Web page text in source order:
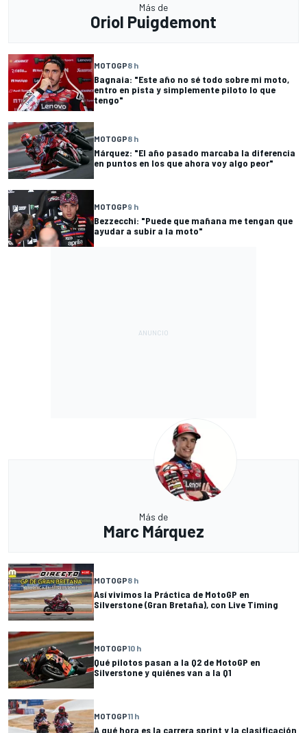
Más de
Oriol Puigdemont
MOTOGP8 h
Bagnaia: "Este año no sé todo sobre mi moto,
entro en pista y simplemente piloto lo que
tengo"
MOTOGP8 h
Márquez: "El año pasado marcaba la diferencia
en puntos en los que ahora voy algo peor"
MOTOGP9 h
Bezzecchi: "Puede que mañana me tengan que
ayudar a subir a la moto"
Más de
Marc Márquez
MOTOGP8 h
Así vivimos la Práctica de MotoGP en
Silverstone (Gran Bretaña), con Live Timing
MOTOGP10 h
Qué pilotos pasan a la Q2 de MotoGP en
Silverstone y quiénes van a la Q1
MOTOGP11 h
A qué hora es la carrera sprint y la clasificación